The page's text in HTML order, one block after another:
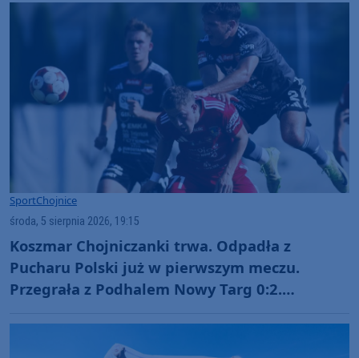
SportChojnice
środa, 5 sierpnia 2026, 19:15
Koszmar Chojniczanki trwa. Odpadła z
Pucharu Polski już w pierwszym meczu.
Przegrała z Podhalem Nowy Targ 0:2.